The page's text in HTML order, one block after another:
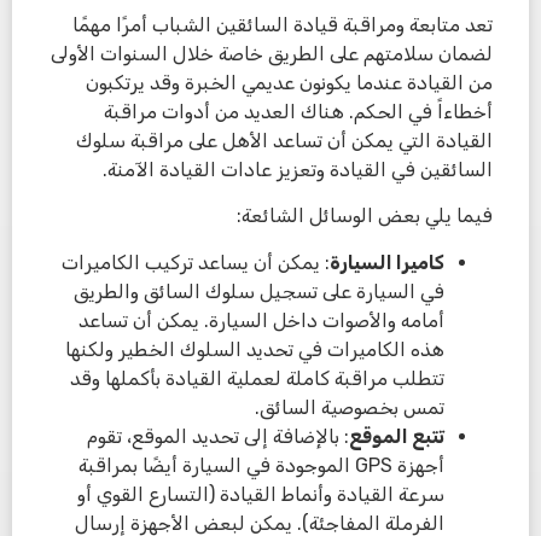
تعد متابعة ومراقبة قيادة السائقين الشباب أمرًا مهمًا
لضمان سلامتهم على الطريق خاصة خلال السنوات الأولى
من القيادة عندما يكونون عديمي الخبرة وقد يرتكبون
أخطاءاً في الحكم. هناك العديد من أدوات مراقبة
القيادة التي يمكن أن تساعد الأهل على مراقبة سلوك
السائقين في القيادة وتعزيز عادات القيادة الآمنة.
فيما يلي بعض الوسائل الشائعة:
كاميرا السيارة: يمكن أن يساعد تركيب الكاميرات
في السيارة على تسجيل سلوك السائق والطريق
أمامه والأصوات داخل السيارة. يمكن أن تساعد
هذه الكاميرات في تحديد السلوك الخطير ولكنها
تتطلب مراقبة كاملة لعملية القيادة بأكملها وقد
تمس بخصوصية السائق.
تتبع الموقع: بالإضافة إلى تحديد الموقع، تقوم
أجهزة GPS الموجودة في السيارة أيضًا بمراقبة
سرعة القيادة وأنماط القيادة (التسارع القوي أو
الفرملة المفاجئة). يمكن لبعض الأجهزة إرسال